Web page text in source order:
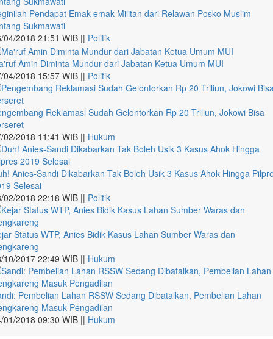
Pendapat Emak-emak Militan dari Relawan Posko Muslim
Sukmawati
04/2018 21:51 WIB || Politik
Amin Diminta Mundur dari Jabatan Ketua Umum MUI
04/2018 15:57 WIB || Politik
Reklamasi Sudah Gelontorkan Rp 20 Triliun, Jokowi Bisa
02/2018 11:41 WIB || Hukum
Anies-Sandi Dikabarkan Tak Boleh Usik 3 Kasus Ahok Hingga
Selesai
02/2018 22:18 WIB || Politik
Status WTP, Anies Bidik Kasus Lahan Sumber Waras dan
10/2017 22:49 WIB || Hukum
Pembelian Lahan RSSW Sedang Dibatalkan, Pembelian Lahan
Masuk Pengadilan
01/2018 09:30 WIB || Hukum